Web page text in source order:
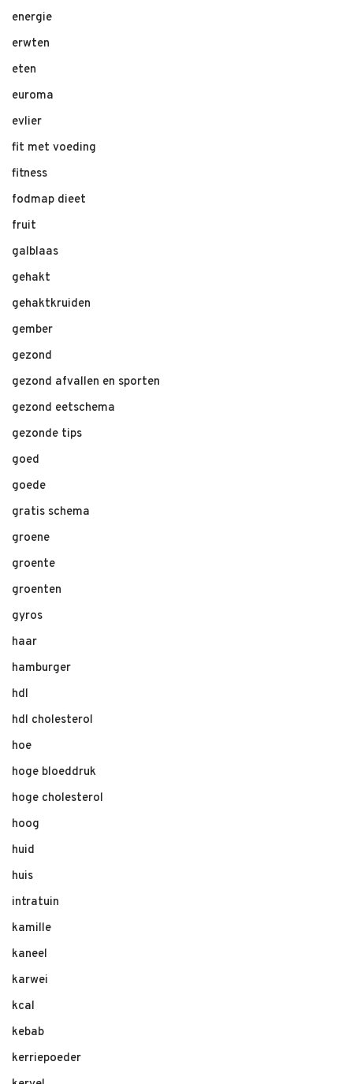
energie
erwten
eten
euroma
evlier
fit met voeding
fitness
fodmap dieet
fruit
galblaas
gehakt
gehaktkruiden
gember
gezond
gezond afvallen en sporten
gezond eetschema
gezonde tips
goed
goede
gratis schema
groene
groente
groenten
gyros
haar
hamburger
hdl
hdl cholesterol
hoe
hoge bloeddruk
hoge cholesterol
hoog
huid
huis
intratuin
kamille
kaneel
karwei
kcal
kebab
kerriepoeder